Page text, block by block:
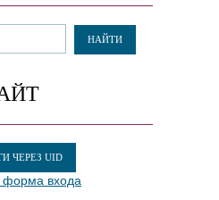
ЧЕРЕЗ UID
форма входа